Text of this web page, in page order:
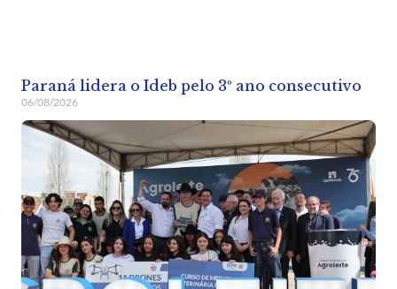
Paraná lidera o Ideb pelo 3º ano consecutivo
06/08/2026